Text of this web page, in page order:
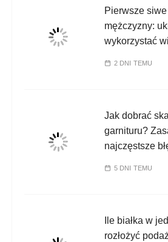
Pierwsze siwe
mężczyzny:
wykorzystać
2 DNI TEMU
Jak dobrać
garnituru?
najczęstsze
5 DNI TEMU
Ile białka w
rozłożyć